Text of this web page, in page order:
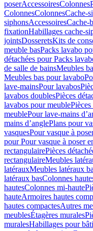
poserAccessoiresColonnes
ColonnesColonnesCache-
siphonsAccessoiresCache-
fixationHabillages cache-
jointsDosseretsKits de
meuble basPacks lavabo
détachées pour Packs
de salle de bainsMeubles
Meubles bas pour lavabo
lave-mainsPour lavabos
lavabos doublesPièces
lavabos pour meuble
meublePour lave-mains
mains d’anglePlans pour
vasquesPour vasque à
pour Pour vasque à poser
rectangulairePièces
rectangulaireMeubles
latérauxMeubles latéraux
latéraux basColonnes
hautesColonnes mi-haute
hauteArmoires hautes
hautes compactesAutres
meublesÉtagères murales
muralesHabillages pour